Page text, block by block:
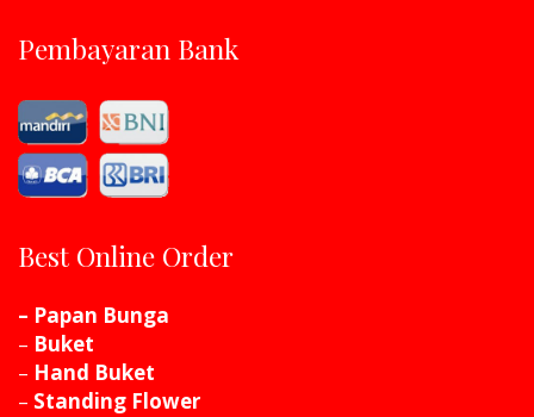
Pembayaran Bank
Best Online Order
– Papan Bunga
– Buket
– Hand Buket
– Standing Flower